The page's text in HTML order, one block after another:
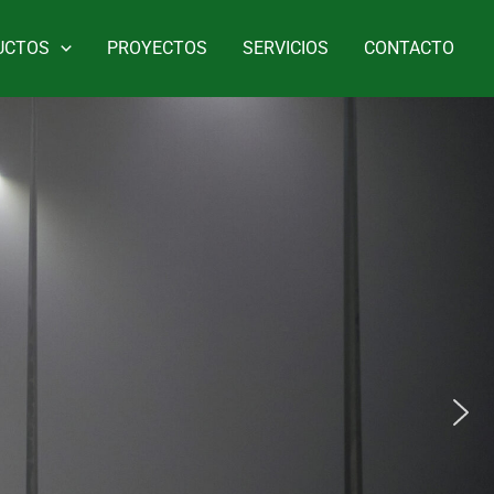
PROYECTOS SERVICIOS CONTACTO